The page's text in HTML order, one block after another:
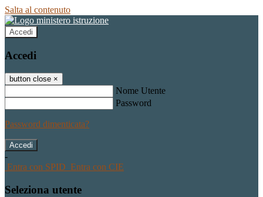
Salta al contenuto
Accedi
Accedi
button close ×
Nome Utente
Password
Password dimenticata?
-
Entra con SPID Entra con CIE
Seleziona utente